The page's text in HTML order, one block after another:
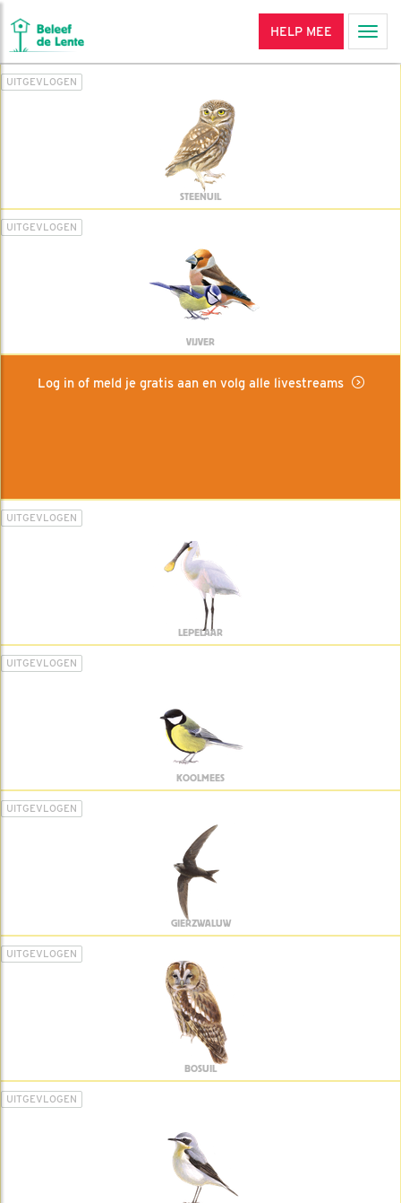
HELP MEE
UITGEVLOGEN
STEENUIL
UITGEVLOGEN
VIJVER
Log in of meld je gratis aan en volg alle livestreams
UITGEVLOGEN
LEPELAAR
UITGEVLOGEN
KOOLMEES
UITGEVLOGEN
GIERZWALUW
UITGEVLOGEN
BOSUIL
UITGEVLOGEN